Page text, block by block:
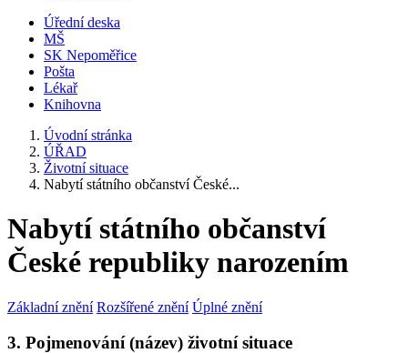
Úřední deska
MŠ
SK Nepoměřice
Pošta
Lékař
Knihovna
Úvodní stránka
ÚŘAD
Životní situace
Nabytí státního občanství České...
Nabytí státního občanství
České republiky narozením
Základní znění Rozšířené znění Úplné znění
3. Pojmenování (název) životní situace